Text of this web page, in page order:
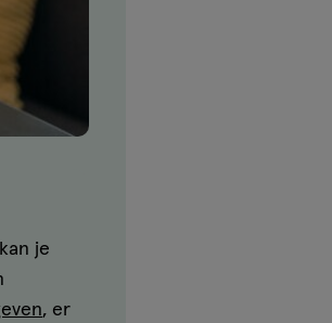
je
, er